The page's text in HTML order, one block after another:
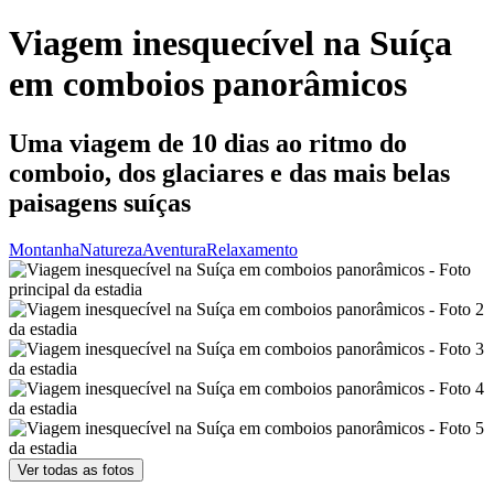
Viagem inesquecível na Suíça
em comboios panorâmicos
Uma viagem de 10 dias ao ritmo do
comboio, dos glaciares e das mais belas
paisagens suíças
MontanhaNaturezaAventuraRelaxamento
Ver todas as fotos